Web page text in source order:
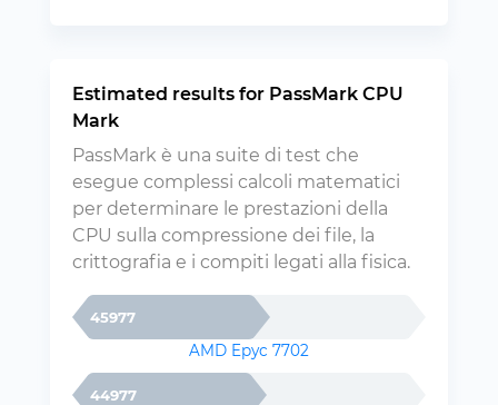
Estimated results for PassMark CPU
Mark
PassMark è una suite di test che
esegue complessi calcoli matematici
per determinare le prestazioni della
CPU sulla compressione dei file, la
crittografia e i compiti legati alla fisica.
45977
AMD Epyc 7702
44977